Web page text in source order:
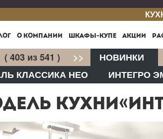
О КОМПАНИИ ШКАФЫ-КУПЕ АКЦИИ
( 403 из 541 ) >> НОВИНКИ
КЛАССИКА НЕО
ИНТЕГРО